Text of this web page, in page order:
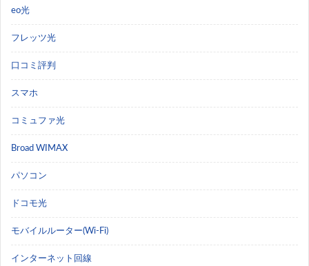
eo光
フレッツ光
口コミ評判
スマホ
コミュファ光
Broad WIMAX
パソコン
ドコモ光
モバイルルーター(Wi-Fi)
インターネット回線